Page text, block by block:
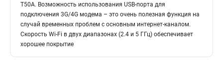
T50A. Возможность использования USB-порта для
подключения 3G/4G модема – это очень полезная функция на
случай временных проблем с основным интернет-каналом.
Скорость Wi-Fi в двух диапазонах (2.4 и 5 ГГц) обеспечивает
хорошее покрытие